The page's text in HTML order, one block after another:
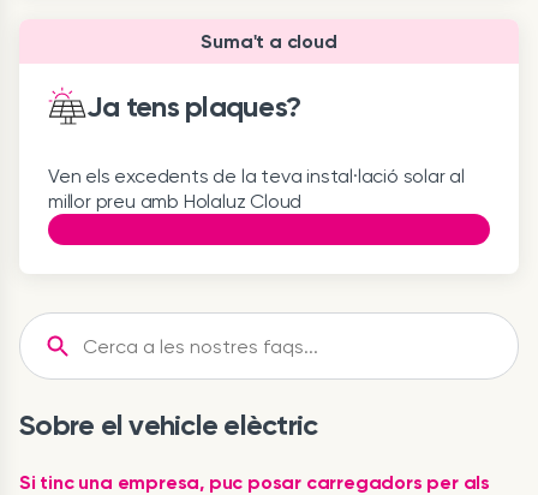
Suma't a cloud
Ja tens plaques?
Ven els excedents de la teva instal·lació solar al
millor preu amb Holaluz Cloud
Sobre el vehicle elèctric
Si tinc una empresa, puc posar carregadors per als